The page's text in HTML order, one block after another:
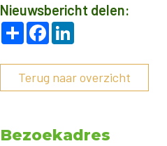
Nieuwsbericht delen:
Deel Facebook
Terug naar overzicht
Bezoekadres